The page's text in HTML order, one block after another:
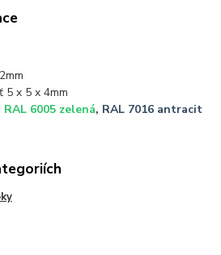
5 x 5 x 4mm
RAL 6005 zelená, RAL 7016 antracit